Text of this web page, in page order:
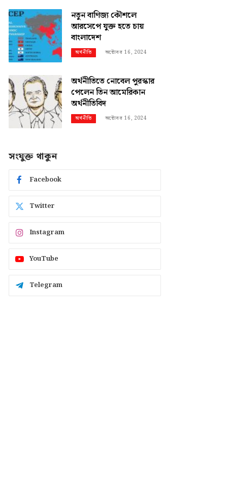
নতুন বাণিজ্য কৌশলে
আরসেপে যুক্ত হতে চায়
বাংলাদেশ
অর্থনীতি অক্টোবর 16, 2024
অর্থনীতিতে নোবেল পুরস্কার
পেলেন তিন আমেরিকান
অর্থনীতিবিদ
অর্থনীতি অক্টোবর 16, 2024
সংযুক্ত থাকুন
Facebook
Twitter
Instagram
YouTube
Telegram